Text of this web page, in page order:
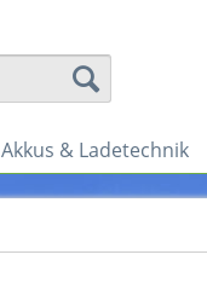
Akkus & Ladetechnik